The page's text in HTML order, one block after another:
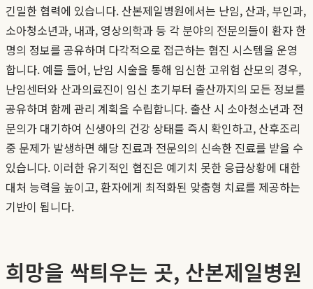
긴밀한 협력에 있습니다. 산본제일병원에서는 난임, 산과, 부인과,
소아청소년과, 내과, 영상의학과 등 각 분야의 전문의들이 환자 한
명의 정보를 공유하며 다각적으로 접근하는 협진 시스템을 운영
합니다. 예를 들어, 난임 시술을 통해 임신한 고위험 산모의 경우,
난임센터와 산과의료진이 임신 초기부터 출산까지의 모든 정보를
공유하며 함께 관리 계획을 수립합니다. 출산 시 소아청소년과 전
문의가 대기하여 신생아의 건강 상태를 즉시 확인하고, 산후조리
중 문제가 발생하면 해당 진료과 전문의의 신속한 진료를 받을 수
있습니다. 이러한 유기적인 협진은 예기치 못한 응급상황에 대한
대처 능력을 높이고, 환자에게 최적화된 맞춤형 치료를 제공하는
기반이 됩니다.
희망을 싹틔우는 곳, 산본제일병원